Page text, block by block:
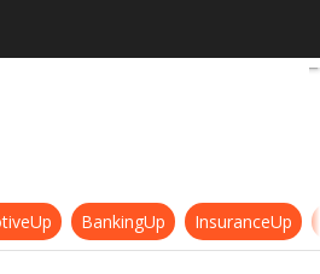
Best Practices per
BankingUp InsuranceUp